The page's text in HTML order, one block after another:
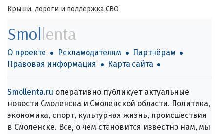
Крыши, дороги и поддержка СВО
Smollenta
О проекте Рекламодателям
Партнёрам
Правовая информация
Карта сайта
Smollenta.ru оперативно публикует актуальные
новости Смоленска и Смоленской области. Политика,
экономика, спорт, культурная жизнь, происшествия
в Смоленске. Все, о чем становится известно нам, мы